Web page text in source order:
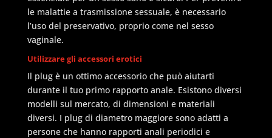
le malattie a trasmissione sessuale, è necessario
l’uso del preservativo, proprio come nel sesso
vaginale.
Utilizzare gli accessori erotici
Il plug è un ottimo accessorio che può aiutarti
durante il tuo primo rapporto anale. Esistono diversi
modelli sul mercato, di dimensioni e materiali
diversi. I plug di diametro maggiore sono adatti a
persone che hanno rapporti anali periodici e